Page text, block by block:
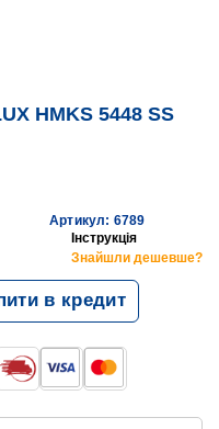
HMKS 5448 SS
Артикул: 6789
Інструкція
Знайшли дешевше?
в кредит